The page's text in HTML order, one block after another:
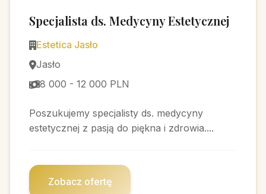
Specjalista ds. Medycyny Estetycznej
Estetica Jasło
Jasło
8 000 - 12 000 PLN
Poszukujemy specjalisty ds. medycyny
estetycznej z pasją do piękna i zdrowia....
Zobacz ofertę